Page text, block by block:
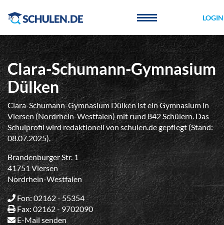
LOGIN
Clara-Schumann-Gymnasium
Dülken
Clara-Schumann-Gymnasium Dülken ist ein Gymnasium in
Viersen (Nordrhein-Westfalen) mit rund 842 Schülern. Das
Schulprofil wird redaktionell von schulen.de gepflegt (Stand:
08.07.2025).
Brandenburger Str. 1
41751 Viersen
Nordrhein-Westfalen
Fon: 02162 - 55354
Fax: 02162 - 9702090
E-Mail senden